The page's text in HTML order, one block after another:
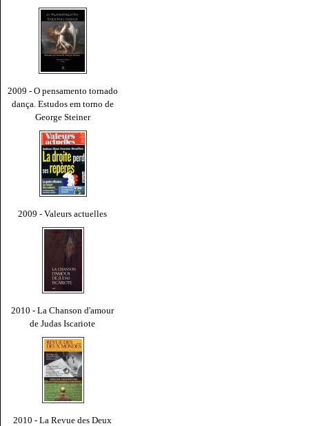
2009 - O pensamento tornado
dança. Estudos em torno de
George Steiner
2009 - Valeurs actuelles
2010 - La Chanson d'amour
de Judas Iscariote
2010 - La Revue des Deux